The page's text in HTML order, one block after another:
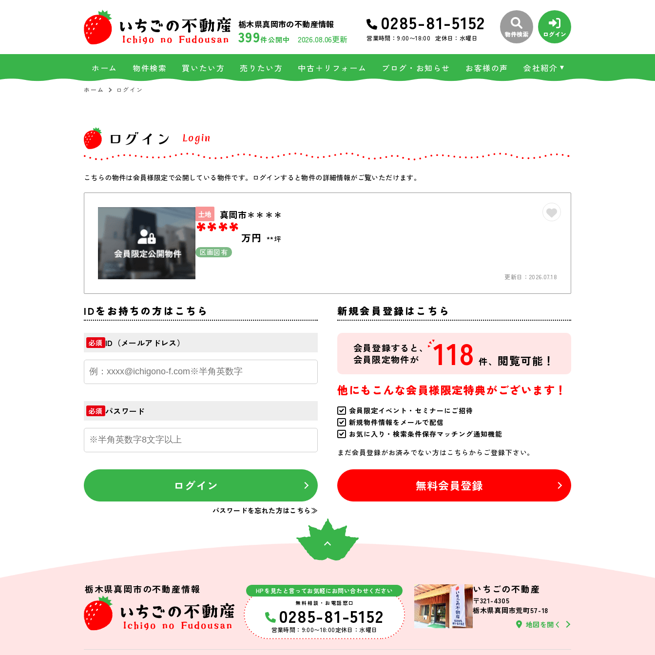
栃木県真岡市の不動産情報
399件公開中 2026.08.06更新
0285-81-5152
営業時間：9:00〜18:00 定休日：水曜日 物件検索 ログイン
ホーム 物件検索 買いたい方 売りたい方 中古＋リフォーム ブログ・お知らせ お客様の声 会社紹介
ホーム ログイン
ログイン Login
こちらの物件は会員様限定で公開している物件です。ログインすると物件の詳細情報がご覧いただけます。
土地 真岡市＊＊＊＊
**** 万円
**坪
区画図有
更新日：2026.07.18
IDをお持ちの方はこちら
必須 ID（メールアドレス）
必須 パスワード
ログイン
パスワードを忘れた方はこちら≫
新規会員登録はこちら
会員登録すると、
会員限定物件が
118 件、 閲覧可能！
他にもこんな会員様限定特典がございます！
会員限定イベント・セミナーにご招待
新規物件情報をメールで配信
お気に入り・検索条件保存マッチング通知機能
まだ会員登録がお済みでない方はこちらからご登録下さい。
無料会員登録
栃木県真岡市の不動産情報 HPを見たと言ってお気軽にお問い合わせください
無料相談・お電話窓口
0285-81-5152
営業時間：9:00〜18:00定休日：水曜日
いちごの不動産
〒321-4305
栃木県真岡市荒町57-18
地図を開く